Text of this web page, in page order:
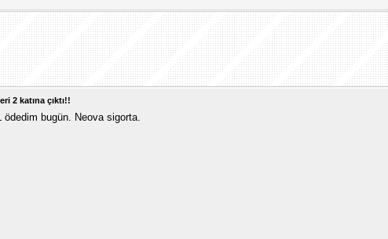
2 katına çıktı!!
ödedim bugün. Neova sigorta.